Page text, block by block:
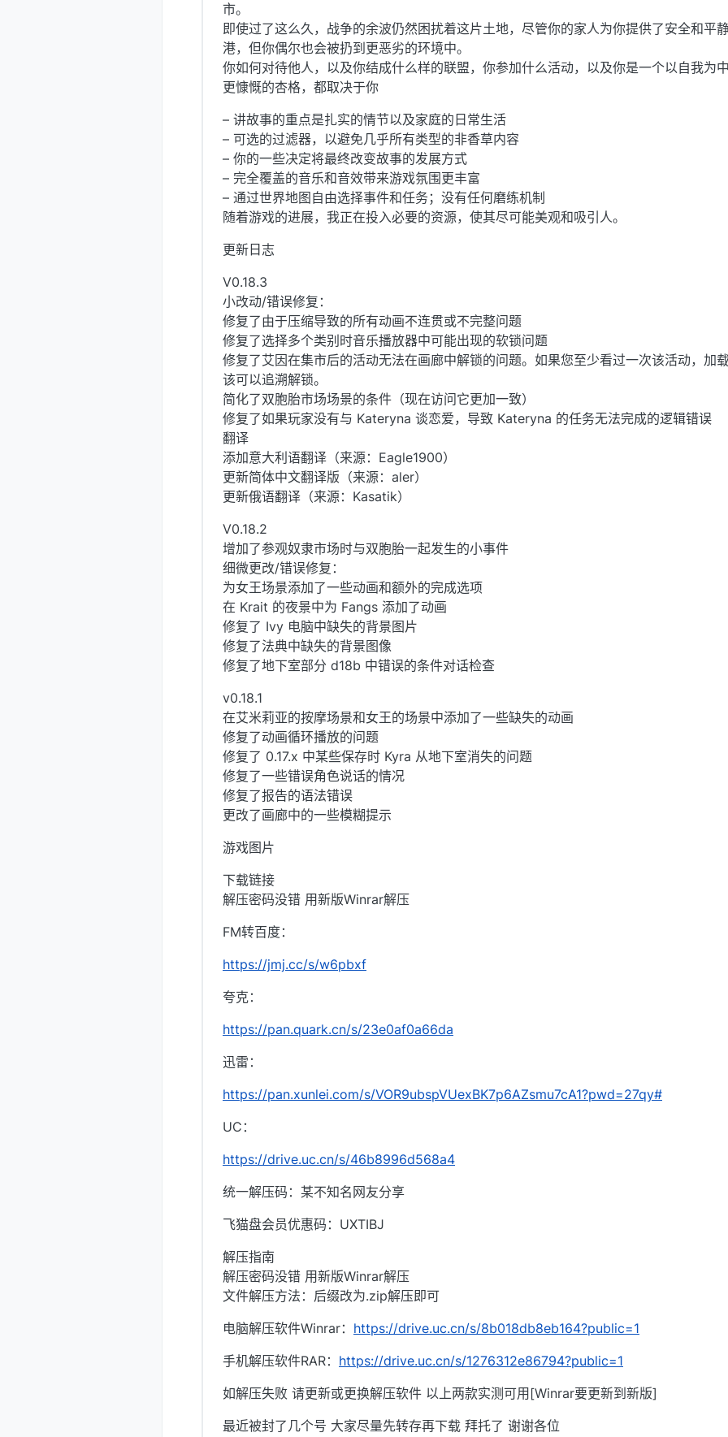
市。
即使过了这么久，战争的余波仍然困扰着这片土地，尽管你的家人为你提供了安全和平
港，但你偶尔也会被扔到更恶劣的环境中。
你如何对待他人，以及你结成什么样的联盟，你参加什么活动，以及你是一个以自我为
更慷慨的杏格，都取决于你
– 讲故事的重点是扎实的情节以及家庭的日常生活
– 可选的过滤器，以避免几乎所有类型的非香草内容
– 你的一些决定将最终改变故事的发展方式
– 完全覆盖的音乐和音效带来游戏氛围更丰富
– 通过世界地图自由选择事件和任务；没有任何磨练机制
随着游戏的进展，我正在投入必要的资源，使其尽可能美观和吸引人。
更新日志
V0.18.3
小改动/错误修复：
修复了由于压缩导致的所有动画不连贯或不完整问题
修复了选择多个类别时音乐播放器中可能出现的软锁问题
修复了艾因在集市后的活动无法在画廊中解锁的问题。如果您至少看过一次该活动，加
该可以追溯解锁。
简化了双胞胎市场场景的条件（现在访问它更加一致）
修复了如果玩家没有与 Kateryna 谈恋爱，导致 Kateryna 的任务无法完成的逻辑错误
翻译
添加意大利语翻译（来源：Eagle1900）
更新简体中文翻译版（来源：aler）
更新俄语翻译（来源：Kasatik）
V0.18.2
增加了参观奴隶市场时与双胞胎一起发生的小事件
细微更改/错误修复：
为女王场景添加了一些动画和额外的完成选项
在 Krait 的夜景中为 Fangs 添加了动画
修复了 Ivy 电脑中缺失的背景图片
修复了法典中缺失的背景图像
修复了地下室部分 d18b 中错误的条件对话检查
v0.18.1
在艾米莉亚的按摩场景和女王的场景中添加了一些缺失的动画
修复了动画循环播放的问题
修复了 0.17.x 中某些保存时 Kyra 从地下室消失的问题
修复了一些错误角色说话的情况
修复了报告的语法错误
更改了画廊中的一些模糊提示
游戏图片
下载链接
解压密码没错 用新版Winrar解压
FM转百度：
https://jmj.cc/s/w6pbxf
夸克：
https://pan.quark.cn/s/23e0af0a66da
迅雷：
https://pan.xunlei.com/s/VOR9ubspVUexBK7p6AZsmu7cA1?pwd=27qy#
UC：
https://drive.uc.cn/s/46b8996d568a4
统一解压码：某不知名网友分享
飞猫盘会员优惠码：UXTIBJ
解压指南
解压密码没错 用新版Winrar解压
文件解压方法：后缀改为.zip解压即可
电脑解压软件Winrar： https://drive.uc.cn/s/8b018db8eb164?public=1
手机解压软件RAR： https://drive.uc.cn/s/1276312e86794?public=1
如解压失败 请更新或更换解压软件 以上两款实测可用[Winrar要更新到新版]
最近被封了几个号 大家尽量先转存再下载 拜托了 谢谢各位